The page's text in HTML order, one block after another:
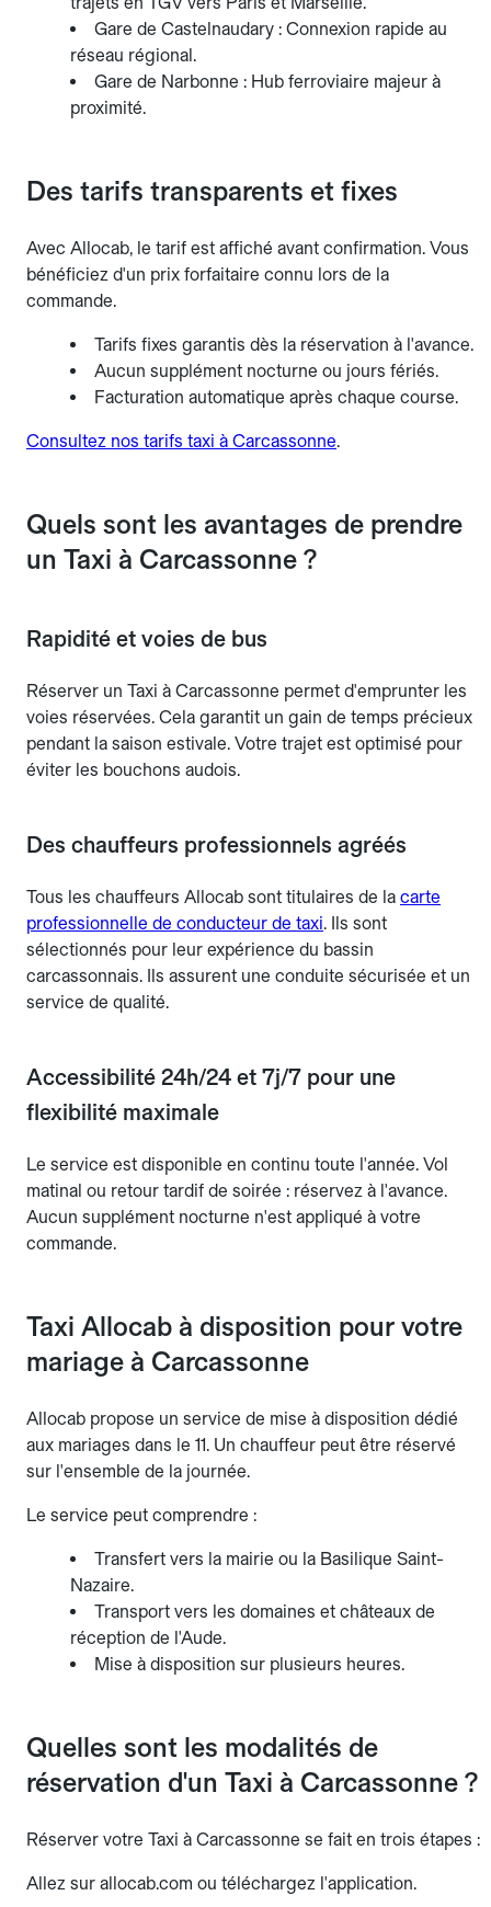
Gare de Castelnaudary : Connexion rapide au
réseau régional.
Gare de Narbonne : Hub ferroviaire majeur à
proximité.
Des tarifs transparents et fixes
Avec Allocab, le tarif est affiché avant confirmation. Vous
bénéficiez d'un prix forfaitaire connu lors de la
commande.
Tarifs fixes garantis dès la réservation à l'avance.
Aucun supplément nocturne ou jours fériés.
Facturation automatique après chaque course.
Consultez nos tarifs taxi à Carcassonne.
Quels sont les avantages de prendre
un Taxi à Carcassonne ?
Rapidité et voies de bus
Réserver un Taxi à Carcassonne permet d'emprunter les
voies réservées. Cela garantit un gain de temps précieux
pendant la saison estivale. Votre trajet est optimisé pour
éviter les bouchons audois.
Des chauffeurs professionnels agréés
Tous les chauffeurs Allocab sont titulaires de la carte
professionnelle de conducteur de taxi. Ils sont
sélectionnés pour leur expérience du bassin
carcassonnais. Ils assurent une conduite sécurisée et un
service de qualité.
Accessibilité 24h/24 et 7j/7 pour une
flexibilité maximale
Le service est disponible en continu toute l'année. Vol
matinal ou retour tardif de soirée : réservez à l'avance.
Aucun supplément nocturne n'est appliqué à votre
commande.
Taxi Allocab à disposition pour votre
mariage à Carcassonne
Allocab propose un service de mise à disposition dédié
aux mariages dans le 11. Un chauffeur peut être réservé
sur l'ensemble de la journée.
Le service peut comprendre :
Transfert vers la mairie ou la Basilique Saint-
Nazaire.
Transport vers les domaines et châteaux de
réception de l'Aude.
Mise à disposition sur plusieurs heures.
Quelles sont les modalités de
réservation d'un Taxi à Carcassonne ?
Réserver votre Taxi à Carcassonne se fait en trois étapes :
Allez sur allocab.com ou téléchargez l'application.